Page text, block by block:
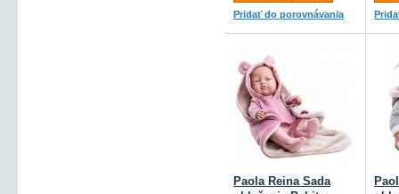
Pridať do porovnávania
Paola Reina Sada